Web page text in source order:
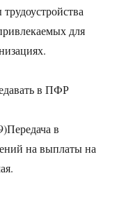
для
в ПФР
в
на выплаты на